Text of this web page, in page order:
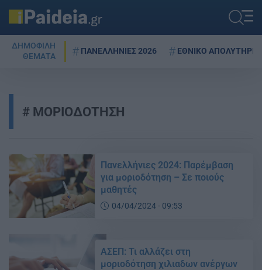
ΔΗΜΟΦΙΛΗ
ΘΕΜΑΤΑ
ΠΑΝΕΛΛΗΝΙΕΣ 2026 ΕΘΝΙΚΟ ΑΠΟΛΥΤΗΡΙΟ
ΜΟΡΙΟΔΟΤΗΣΗ
Πανελλήνιες 2024: Παρέμβαση
για μοριοδότηση – Σε ποιούς
μαθητές
04/04/2024 - 09:53
ΑΣΕΠ: Τι αλλάζει στη
μοριοδότηση χιλιαδων ανέργων